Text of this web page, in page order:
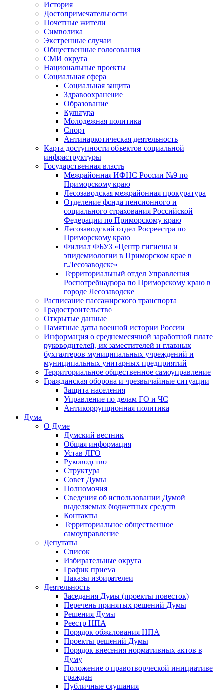
История
Достопримечательности
Почетные жители
Символика
Экстренные случаи
Общественные голосования
СМИ округа
Национальные проекты
Социальная сфера
Социальная защита
Здравоохранение
Образование
Культура
Молодежная политика
Спорт
Антинаркотическая деятельность
Карта доступности объектов социальной
инфраструктуры
Государственная власть
Межрайонная ИФНС России №9 по
Приморскому краю
Лесозаводская межрайонная прокуратура
Отделение фонда пенсионного и
социального страхования Российской
Федерации по Приморскому краю
Лесозаводский отдел Росреестра по
Приморскому краю
Филиал ФБУЗ «Центр гигиены и
эпидемиологии в Приморском крае в
г.Лесозаводске»
Территориальный отдел Управления
Роспотребнадзора по Приморскому краю в
городе Лесозаводске
Расписание пассажирского транспорта
Градостроительство
Открытые данные
Памятные даты военной истории России
Информация о среднемесячной заработной плате
руководителей, их заместителей и главных
бухгалтеров муниципальных учреждений и
муниципальных унитарных предприятий
Территориальное общественное самоуправление
Гражданская оборона и чрезвычайные ситуации
Защита населения
Управление по делам ГО и ЧС
Антикоррупционная политика
Дума
О Думе
Думский вестник
Общая информация
Устав ЛГО
Руководство
Структура
Совет Думы
Полномочия
Сведения об использовании Думой
выделяемых бюджетных средств
Контакты
Территориальное общественное
самоуправление
Депутаты
Список
Избирательные округа
График приема
Наказы избирателей
Деятельность
Заседания Думы (проекты повесток)
Перечень принятых решений Думы
Решения Думы
Реестр НПА
Порядок обжалования НПА
Проекты решений Думы
Порядок внесения нормативных актов в
Думу
Положение о правотворческой инициативе
граждан
Публичные слушания